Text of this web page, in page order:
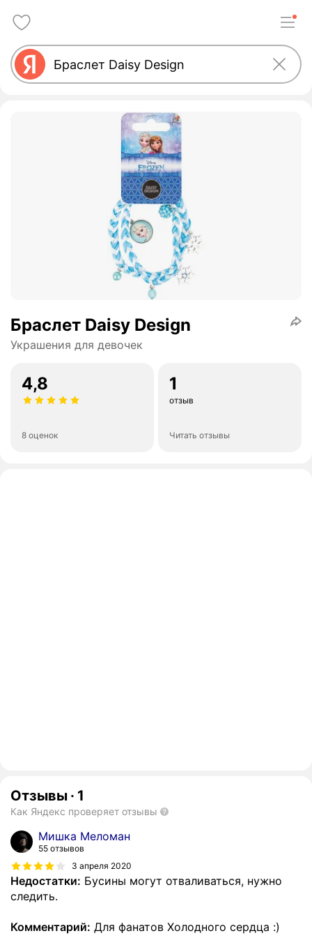
Браслет Daisy Design
Украшения для девочек
4,8
8 оценок
1
отзыв
Читать отзывы
Отзывы · 1
Как Яндекс проверяет отзывы
Мишка Меломан
55 отзывов
3 апреля 2020
Недостатки: Бусины могут отваливаться, нужно
следить.
Комментарий: Для фанатов Холодного сердца :)